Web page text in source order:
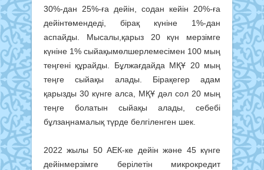
30%-дан 25%-ға дейін, содан кейін 20%-ға
дейінтөмендеді, бірақ күніне 1%-дан
аспайды. Мысалы,қарыз 20 күн мерзімге
күніне 1% сыйақымөлшерлемесімен 100 мың
теңгені құрайды. Бұлжағдайда МҚҰ 20 мың
теңге сыйақы алады. Бірақегер адам
қарызды 30 күнге алса, МҚҰ дәл сол 20 мың
теңге болатын сыйақы алады, себебі
бұлзаңнамалық түрде белгіленген шек.
2022 жылы 50 АЕК-ке дейін және 45 күнге
дейінмерзімге берілетін микрокредит